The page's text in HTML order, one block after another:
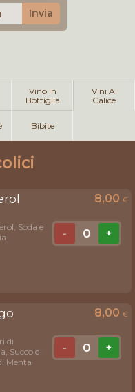
Invia
Vino In
Bottiglia
Vini Al
Calice
Bibite
8,00 €
Soda e
- 0 +
8,00 €
di
Succo di
Menta
- 0 +